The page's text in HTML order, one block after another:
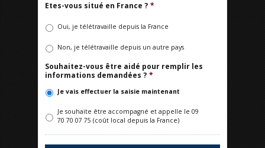
Etes-vous situé en France ? *
Oui, je télétravaille depuis la France
Non, je télétravaille depuis un autre pays
Souhaitez-vous être aidé pour remplir les
informations demandées ? *
Je vais effectuer la saisie maintenant
Je souhaite être accompagné et appelle le 09
70 70 07 75 (coût local depuis la France)